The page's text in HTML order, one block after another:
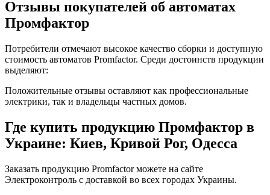
Отзывы покупателей об автоматах
Промфактор
Потребители отмечают высокое качество сборки и доступную
стоимость автоматов Promfactor. Среди достоинств продукции
выделяют:
Положительные отзывы оставляют как профессиональные
электрики, так и владельцы частных домов.
Где купить продукцию Промфактор в
Украине: Киев, Кривой Рог, Одесса
Заказать продукцию Promfactor можете на сайте
Электроконтроль с доставкой во всех городах Украины.